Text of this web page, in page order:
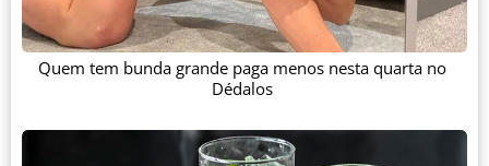
Quem tem bunda grande paga menos nesta quarta no
Dédalos